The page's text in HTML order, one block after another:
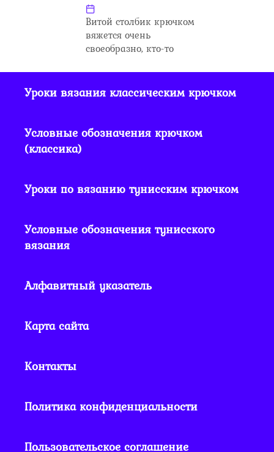
Витой столбик крючком
вяжется очень
своеобразно, кто-то
Уроки вязания классическим крючком
Условные обозначения крючком
(классика)
Уроки по вязанию тунисским крючком
Условные обозначения тунисского
вязания
Алфавитный указатель
Карта сайта
Контакты
Политика конфиденциальности
Пользовательское соглашение